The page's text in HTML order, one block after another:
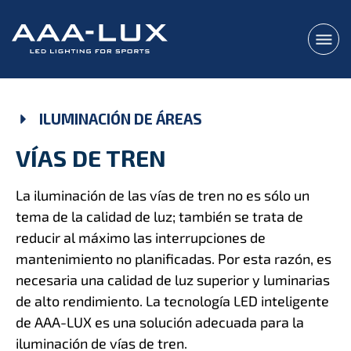
ILUMINACIÓN DE ÁREAS
VÍAS DE TREN
La iluminación de las vías de tren no es sólo un
tema de la calidad de luz; también se trata de
reducir al máximo las interrupciones de
mantenimiento no planificadas. Por esta razón, es
necesaria una calidad de luz superior y luminarias
de alto rendimiento. La tecnología LED inteligente
de AAA-LUX es una solución adecuada para la
iluminación de vías de tren.